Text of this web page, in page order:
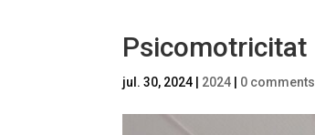
Psicomotricitat
jul. 30, 2024 2024 0 comments